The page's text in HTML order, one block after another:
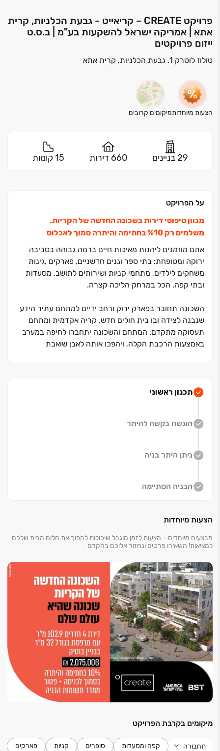
פרויקט CREATE – קריאייט - גבעת הכלניות, קרית
אתא | אמריקה ישראל להשקעות בע"מ | ב.ס.ט
ייזום פרויקטים
טולוז לוטרק 1, גבעת הכלניות, קרית אתא
הצעות מיוחדותמיקומים קרובים
29 בניינים 660 דירות 15 קומות
על הפרויקט
מגוון טיפוסי דירות בשכונה החדשה של הקריות.
משלמים רק ‏10‏% בחתימה והיתרה סמוך לאכלוס
אתם מוזמנים ליהנות מאיכות חיים ברמה גבוהה בסביבה
ירוקה ומטופחת: בתי ספר וגנים חדשניים, פארקים ,גינות
משחקים לילדים, מתחמי קניות ושירותים לתושב, מסעדות
ובתי קפה. הכל במרחק הליכה קצרה.
השכונה תחובר בפארק ירוק ורחב ידיים למתחם עתיר הידע
שנבנה לצידה ובו בית חולים חדש, קריה אקדמית ומתחם
תעסוקה מתקדם. המתחם והשכונה יתחברו לחיפה במערב
באמצעות הרכבת הקלה, ויהפכו אותה לאבן שואבת
ההשראה לפרויקט בגבעת הכלניות מתחילה בשכונה
כל אלה.
בתכנונו של אדריכל העל גדי שוורץ, מזמין אתכם ליהנות
המרהיב, ומגיעה לשיא בקולקציית דירות מעוצבות ומאובזרות
דירות ‏4, ‏5 חדרים ופנטהאוזים.
שטח של ‏20-145 מ"ר, שיציפו את הבית באור טבעי.
החניונים התת קרקעיים מעניקים לכם הזדמנות ליהנות
מסביבה ירוקה, שקטה ובטוחה וללכת בנוחות ברגל לגן, לבית
הספר, לפארק ולארוחת ערב במסעדה האהובה בשכונה.
תכנון ראשוני
הוגשה בקשה להיתר
ניתן היתר בניה
הבניה הסתיימה
הצעות מיוחדות
מבצעים מיוחדים – הצעות לזמן מוגבל שיכולות להפוך את חלום הבית שלכם
למציאות! השאירו פרטים ונחזור אליכם בהקדם
מיקומים בקרבת הפרויקט
תחבורה קפה ומסעדות סופרים קניות פארקים